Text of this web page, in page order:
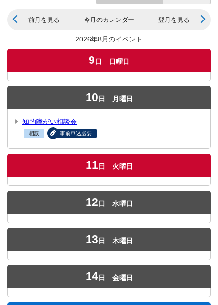
前月を見る 今月のカレンダー 翌月を見る
2026年8月のイベント
9 日 日曜日
10 日 月曜日
知的障がい相談会
相談 事前申込必要
11日 火曜日
12 日 水曜日
13 日 木曜日
14日 金曜日